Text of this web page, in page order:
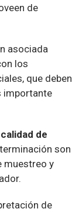
de
asociada
los
que deben
importante
de
son
muestreo y
de